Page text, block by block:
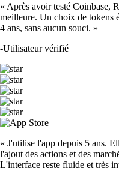
« Après avoir testé Coinbase,
meilleure. Un choix de tokens
4 ans, sans aucun souci. »
-Utilisateur vérifié
« J'utilise l'app depuis 5 ans.
l'ajout des actions et des
L'interface reste fluide et très